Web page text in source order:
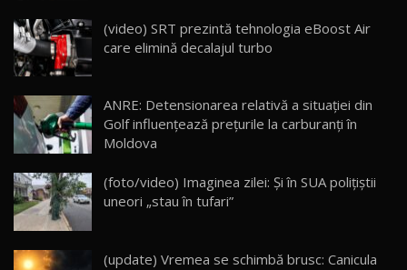
16
AutoBlogMD
13:10
17 20:06
30:08
AutoBlog.MD
23:36
(video) SRT prezintă tehnologia eBoost Air
care elimină decalajul turbo
ANRE: Detensionarea relativă a situației din
Golf influențează prețurile la carburanți în
Moldova
(foto/video) Imaginea zilei: Și în SUA polițiștii
uneori „stau în tufari”
(update) Vremea se schimbă brusc: Canicula